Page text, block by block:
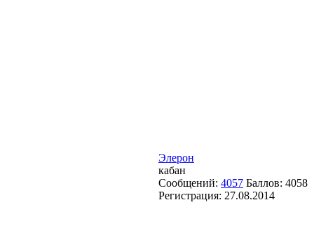
Элерон
кабан
Сообщений: 4057 Баллов: 4058
Регистрация: 27.08.2014